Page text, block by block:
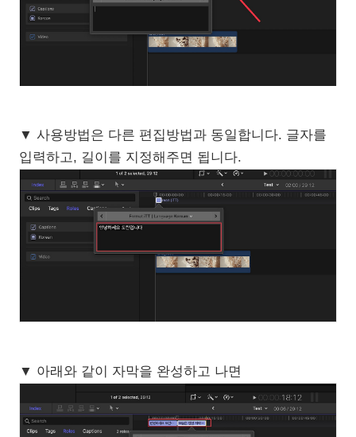
▼ 사용방법은 다른 편집방법과 동일합니다. 글자를
입력하고, 길이를 지정해주면 됩니다.
▼ 아래와 같이 자막을 완성하고 나면